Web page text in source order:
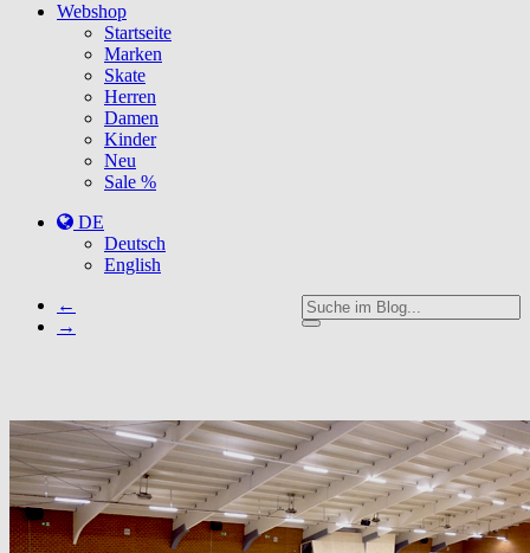
Webshop
Startseite
Marken
Skate
Herren
Damen
Kinder
Neu
Sale %
DE
Deutsch
English
←
→